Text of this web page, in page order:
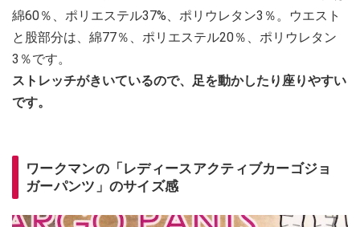
綿60％、ポリエステル37%、ポリウレタン3％。ウエスト
と股部分は、綿77％、ポリエステル20％、ポリウレタン
3％です。
ストレッチがきいているので、足を動かしたり座りやすい
です。
ワークマンの「レディースアクティブカーゴジョ
ガーパンツ」のサイズ感